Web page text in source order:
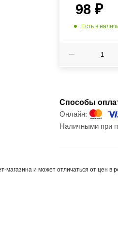
98₽
Есть в
Способы
Онлайн:
Наличными при
магазина и может отличаться от цен в